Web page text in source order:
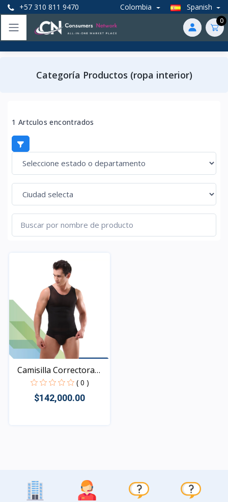
+57 310 811 9470 Colombia Spanish
0
Categoría Productos (ropa interior)
1 Artculos encontrados
Camisilla Correctora
de...
( 0 )
$142,000.00